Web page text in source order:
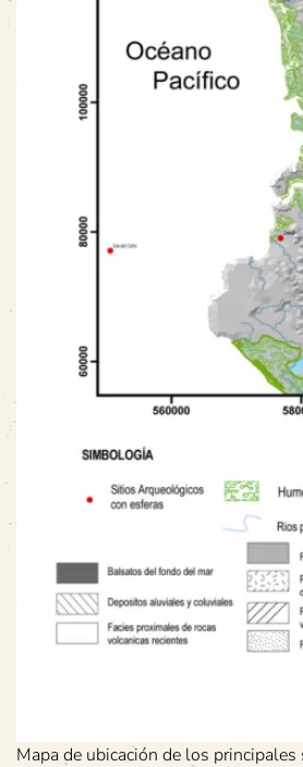
Mapa de ubicación de los